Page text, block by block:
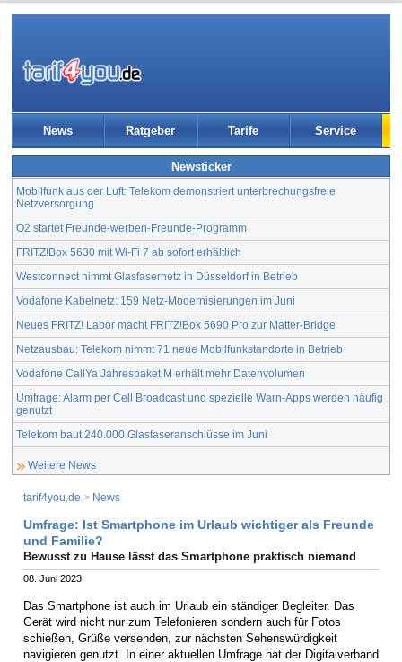
News Ratgeber Tarife Service
Newsticker
Mobilfunk aus der Luft: Telekom demonstriert unterbrechungsfreie
Netzversorgung
O2 startet Freunde-werben-Freunde-Programm
FRITZ!Box 5630 mit Wi-Fi 7 ab sofort erhältlich
Westconnect nimmt Glasfasernetz in Düsseldorf in Betrieb
Vodafone Kabelnetz: 159 Netz-Modernisierungen im Juni
Neues FRITZ! Labor macht FRITZ!Box 5690 Pro zur Matter-Bridge
Netzausbau: Telekom nimmt 71 neue Mobilfunkstandorte in Betrieb
Vodafone CallYa Jahrespaket M erhält mehr Datenvolumen
Umfrage: Alarm per Cell Broadcast und spezielle Warn-Apps werden häufig
genutzt
Telekom baut 240.000 Glasfaseranschlüsse im Juni
Weitere News
tarif4you.de > News
Umfrage: Ist Smartphone im Urlaub wichtiger als Freunde
und Familie?
Bewusst zu Hause lässt das Smartphone praktisch niemand
08. Juni 2023
Das Smartphone ist auch im Urlaub ein ständiger Begleiter. Das
Gerät wird nicht nur zum Telefonieren sondern auch für Fotos
schießen, Grüße versenden, zur nächsten Sehenswürdigkeit
navigieren genutzt. In einer aktuellen Umfrage hat der Digitalverband